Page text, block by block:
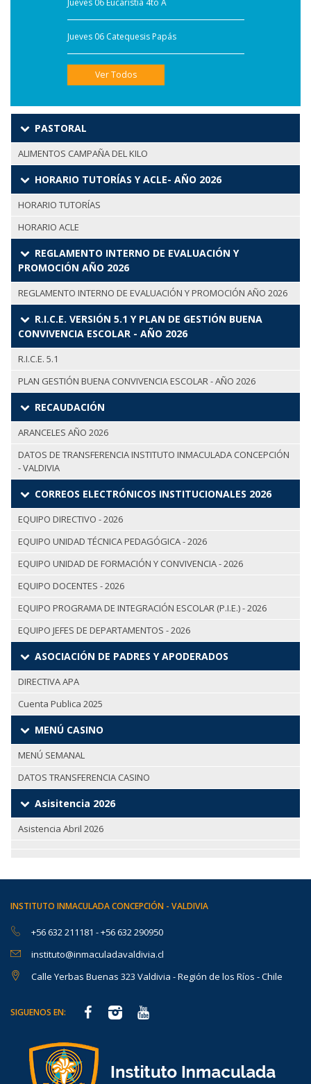
Jueves 06 Eucaristía 4to A
Jueves 06 Catequesis Papás
Ver Todos
PASTORAL
ALIMENTOS CAMPAÑA DEL KILO
HORARIO TUTORÍAS Y ACLE- AÑO 2026
HORARIO TUTORÍAS
HORARIO ACLE
REGLAMENTO INTERNO DE EVALUACIÓN Y
PROMOCIÓN AÑO 2026
REGLAMENTO INTERNO DE EVALUACIÓN Y PROMOCIÓN AÑO 2026
R.I.C.E. VERSIÓN 5.1 Y PLAN DE GESTIÓN BUENA
CONVIVENCIA ESCOLAR - AÑO 2026
R.I.C.E. 5.1
PLAN GESTIÓN BUENA CONVIVENCIA ESCOLAR - AÑO 2026
RECAUDACIÓN
ARANCELES AÑO 2026
DATOS DE TRANSFERENCIA INSTITUTO INMACULADA CONCEPCIÓN
- VALDIVIA
CORREOS ELECTRÓNICOS INSTITUCIONALES 2026
EQUIPO DIRECTIVO - 2026
EQUIPO UNIDAD TÉCNICA PEDAGÓGICA - 2026
EQUIPO UNIDAD DE FORMACIÓN Y CONVIVENCIA - 2026
EQUIPO DOCENTES - 2026
EQUIPO PROGRAMA DE INTEGRACIÓN ESCOLAR (P.I.E.) - 2026
EQUIPO JEFES DE DEPARTAMENTOS - 2026
ASOCIACIÓN DE PADRES Y APODERADOS
DIRECTIVA APA
Cuenta Publica 2025
MENÚ CASINO
MENÚ SEMANAL
DATOS TRANSFERENCIA CASINO
Asisitencia 2026
Asistencia Abril 2026
INSTITUTO INMACULADA CONCEPCIÓN - VALDIVIA
+56 632 211181 -+56 632 290950
instituto@inmaculadavaldivia.cl
Calle Yerbas Buenas 323 Valdivia - Región de los Ríos - Chile
SIGUENOS EN: